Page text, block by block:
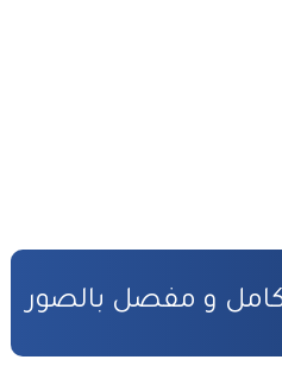
أخر تحيين